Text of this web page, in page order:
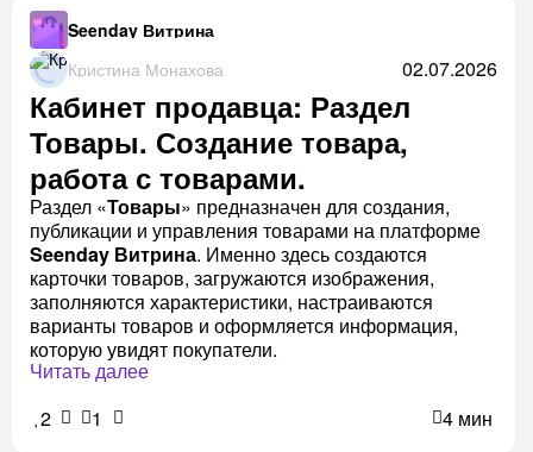
Seenday Витрина
Кристина Монахова
02.07.2026
Кабинет продавца: Раздел
Товары. Создание товара,
работа с товарами.
Раздел «Товары» предназначен для создания,
публикации и управления товарами на платформе
Seenday Витрина. Именно здесь создаются
карточки товаров, загружаются изображения,
заполняются характеристики, настраиваются
варианты товаров и оформляется информация,
которую увидят покупатели.
Читать далее
2
1 4 мин